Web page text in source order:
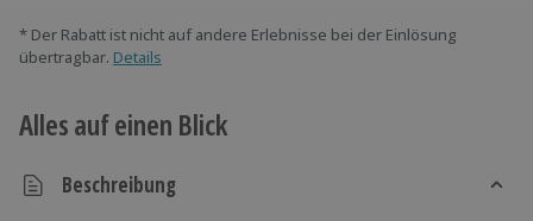
* Der Rabatt ist nicht auf andere Erlebnisse bei der Einlösung
übertragbar. Details
Alles auf einen Blick
Beschreibung